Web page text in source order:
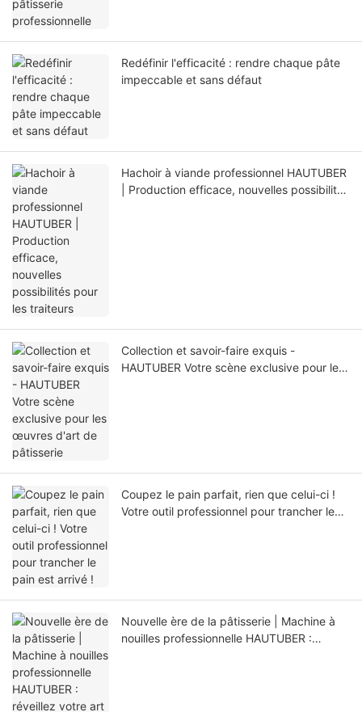
Redéfinir l'efficacité : rendre chaque pâte
impeccable et sans défaut
Hachoir à viande professionnel HAUTUBER
| Production efficace, nouvelles possibilités
Collection et savoir-faire exquis -
HAUTUBER Votre scène exclusive pour les
Coupez le pain parfait, rien que celui-ci !
Votre outil professionnel pour trancher le
Nouvelle ère de la pâtisserie | Machine à
nouilles professionnelle HAUTUBER :